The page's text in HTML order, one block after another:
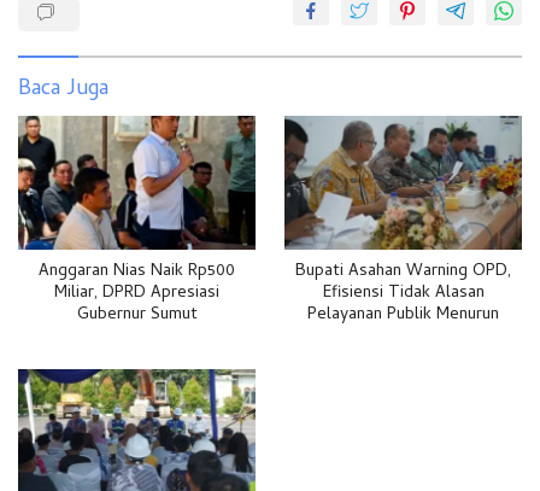
Baca Juga
Anggaran Nias Naik Rp500
Miliar, DPRD Apresiasi
Gubernur Sumut
Bupati Asahan Warning OPD,
Efisiensi Tidak Alasan
Pelayanan Publik Menurun